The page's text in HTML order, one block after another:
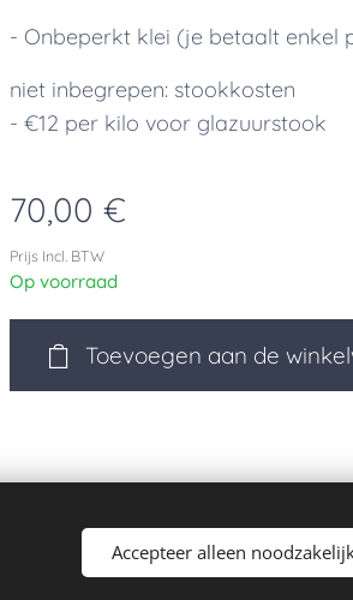
- Onbeperkt klei (je betaalt enkel
niet inbegrepen: stookkosten
- €12 per kilo voor glazuurstook
70,00 €
Prijs Incl. BTW
Op voorraad
Toevoegen aan de
Accepteer alleen